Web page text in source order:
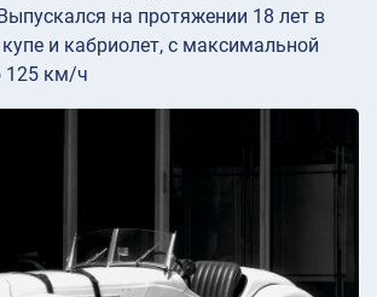
на протяжении 18 лет в
и кабриолет, с максимальной
125 км/ч